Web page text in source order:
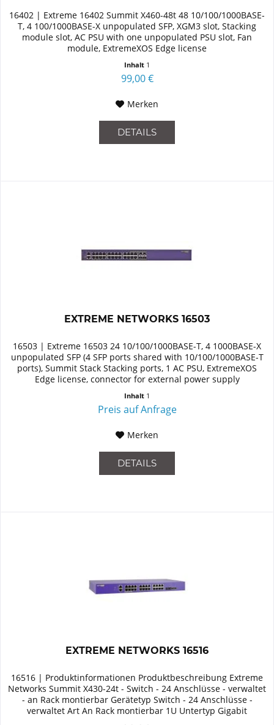
16402 | Extreme 16402 Summit X460-48t 48 10/100/1000BASE-
T, 4 100/1000BASE-X unpopulated SFP, XGM3 slot, Stacking
module slot, AC PSU with one unpopulated PSU slot, Fan
module, ExtremeXOS Edge license
Inhalt 1
99,00 €
Merken
DETAILS
EXTREME NETWORKS 16503
16503 | Extreme 16503 24 10/100/1000BASE-T, 4 1000BASE-X
unpopulated SFP (4 SFP ports shared with 10/100/1000BASE-T
ports), Summit Stack Stacking ports, 1 AC PSU, ExtremeXOS
Edge license, connector for external power supply
Inhalt 1
Preis auf Anfrage
Merken
DETAILS
EXTREME NETWORKS 16516
16516 | Produktinformationen Produktbeschreibung Extreme
Networks Summit X430-24t - Switch - 24 Anschlüsse - verwaltet
- an Rack montierbar Gerätetyp Switch - 24 Anschlüsse -
verwaltet Art An Rack montierbar 1U Untertyp Gigabit